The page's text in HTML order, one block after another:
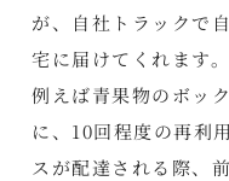
が、自社トラックで
宅に届けてくれます
例えば青果物のボッ
に、10回程度の再利
スが配達される際、